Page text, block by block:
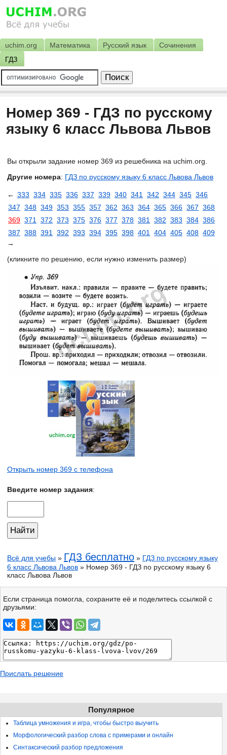
uchim.org Математика Русский язык
Сочинения
ГДЗ
Номер 369 - ГДЗ по русскому
языку 6 класс Львова Львов
Вы открыли задание номер 369 из решебника на uchim.org.
Другие номера: ГДЗ по русскому языку 6 класс Львова Львов
← 333 334 335 336 337 339 340 341 342 344 345 346
347 348 349 353 355 357 362 363 364 365 366 367 368
369 371 372 373 375 376 377 378 381 382 383 384 386
387 388 391 392 393 394 395 398 401 404 405 408 409
→
(кликните по решению, если нужно изменить размер)
Открыть номер 369 с телефона
Введите номер задания:
Всё для учебы » ГДЗ бесплатно » ГДЗ по русскому языку
6 класс Львова Львов » Номер 369 - ГДЗ по русскому языку 6
класс Львова Львов
Если страница помогла, сохраните её и поделитесь ссылкой с
друзьями:
Прислать решение
Популярное
Таблица умножения и игра, чтобы быстро выучить
Морфологический разбор слова с примерами и онлайн
Синтаксический разбор предложения